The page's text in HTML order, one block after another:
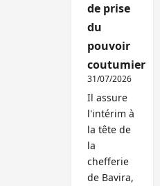
de prise
du
pouvoir
coutumier
31/07/2026
Il assure
l'intérim à
la tête de
la
chefferie
de Bavira,